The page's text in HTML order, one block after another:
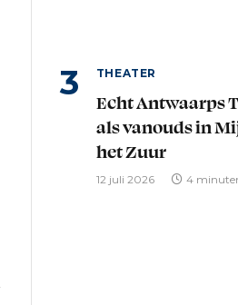
THEATER
Echt Antwaarps
als vanouds in
het Zuur
12 juli 2026 4